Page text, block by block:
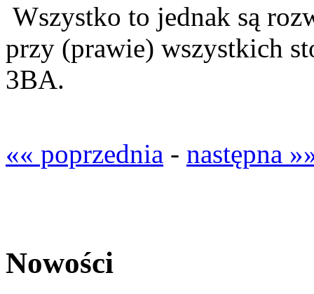
Wszystko to jednak są
przy (prawie) wszystkich
3BA.
«« poprzednia - następna
Nowości